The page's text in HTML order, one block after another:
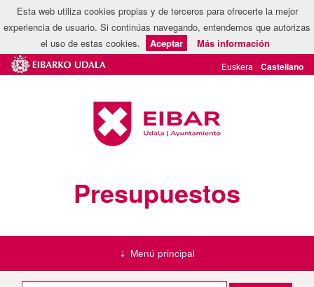
Esta web utiliza cookies propias y de terceros para ofrecerte la mejor
experiencia de usuario. Si continúas navegando, entendemos que autorizas
el uso de estas cookies.
Aceptar Más información
Presupuestos
Menú principal